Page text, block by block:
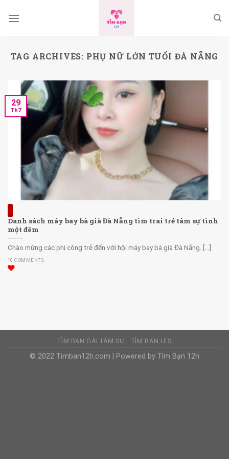
TAG ARCHIVES: PHỤ NỮ LỚN TUỔI ĐÀ NẴNG
Danh sách máy bay bà già Đà Nẵng tìm trai trẻ tâm sự tình
một đêm
Chào mừng các phi công trẻ đến với hội máy bay bà già Đà Nẵng. [...]
10 COMMENTS
29
Th7
TÌM BẠN GÁI TÂM SỰ TÌM BẠN LES
© 2022 Timban12h.com | Powered by Tìm Bạn 12h